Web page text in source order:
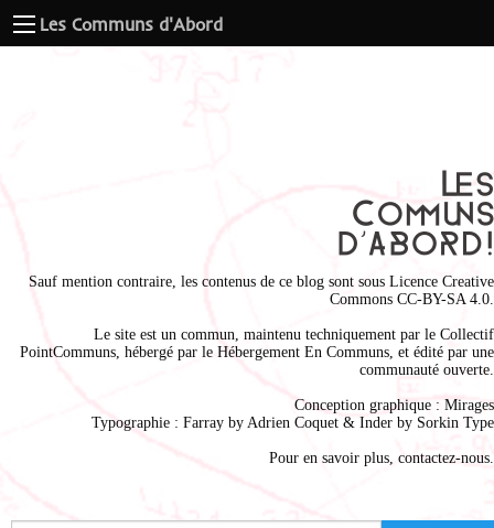
Les Communs d'Abord
Sauf mention contraire, les contenus de ce blog sont sous Licence Creative
Commons CC-BY-SA 4.0
Le site est un commun, maintenu techniquement par le Collectif
PointCommuns , hébergé par le Hébergement En Communs , et édité par une
communauté ouverte.
Conception graphique : Mirages
Typographie : Farray by Adrien Coquet & Inder by Sorkin Type
Pour en savoir plus, contactez-nous